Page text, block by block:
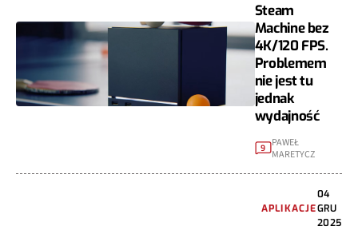
Steam
Machine bez
4K/120 FPS.
Problemem
nie jest tu
jednak
wydajność
9
PAWEŁ
MARETYCZ
APLIKACJE
04
GRU
2025